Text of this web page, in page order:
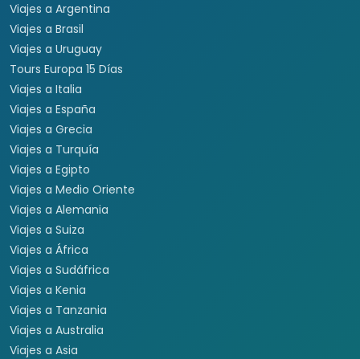
Viajes a Argentina
Viajes a Brasil
Viajes a Uruguay
Tours Europa 15 Días
Viajes a Italia
Viajes a España
Viajes a Grecia
Viajes a Turquía
Viajes a Egipto
Viajes a Medio Oriente
Viajes a Alemania
Viajes a Suiza
Viajes a África
Viajes a Sudáfrica
Viajes a Kenia
Viajes a Tanzania
Viajes a Australia
Viajes a Asia